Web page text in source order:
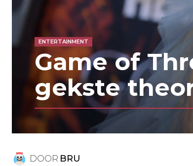
ENTERTAINMENT
Game of
gekste
DOOR BRU